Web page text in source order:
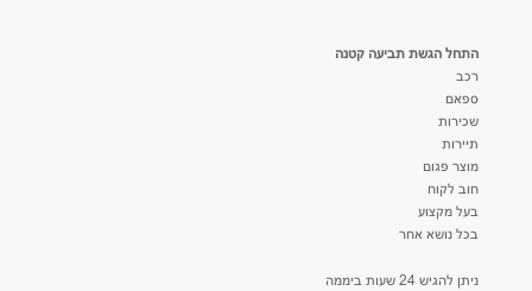
התחל הגשת תביעה קטנה
רכב
ספאם
שכירות
תיירות
מוצר פגום
חוב לקוח
בעל מקצוע
בכל נושא אחר
ניתן להגיש 24 שעות ביממה